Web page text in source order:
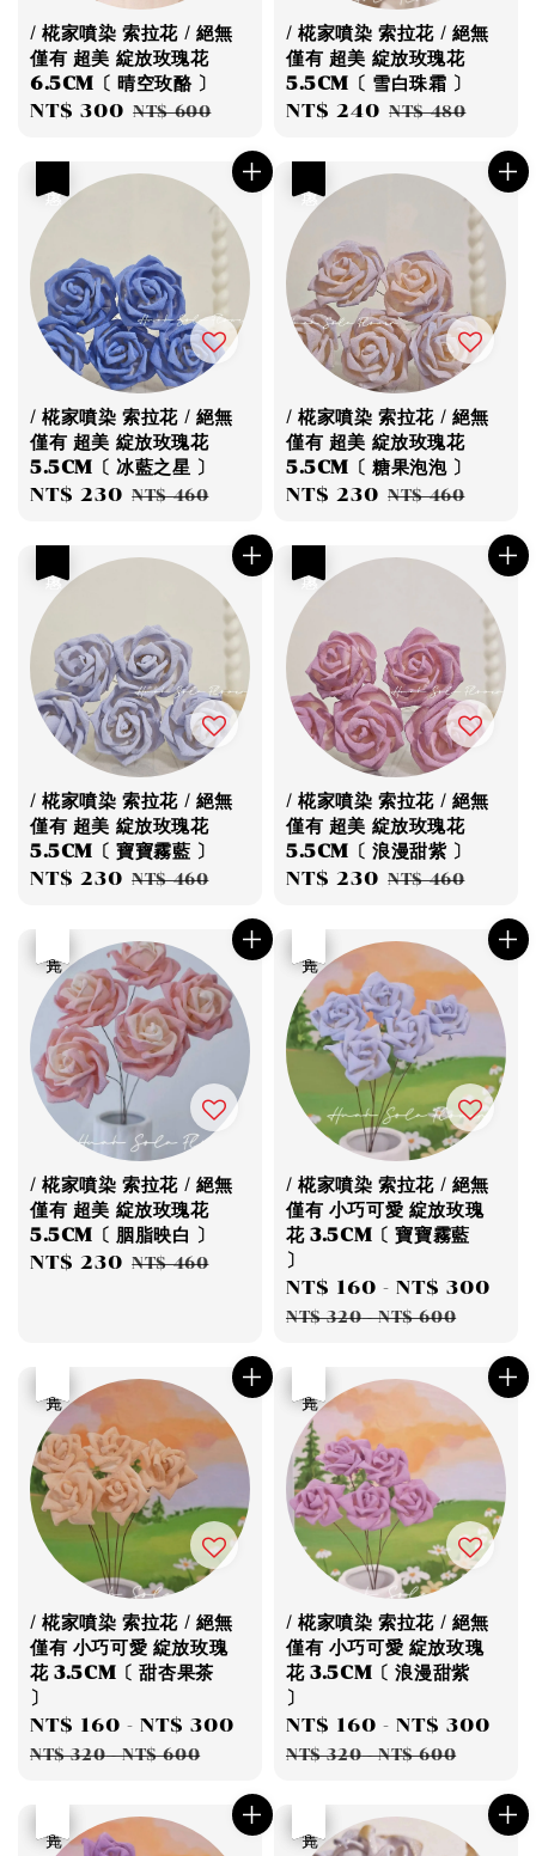
/ 椛家噴染 索拉花 / 絕無
僅有 超美 綻放玫瑰花
6.5CM〔 晴空玫酪 〕
Sale
NT$ 300 Regular
NT$ 600
/ 椛家噴染 索拉花 / 絕無
僅有 超美 綻放玫瑰花
5.5CM〔 雪白珠霜 〕
Sale
NT$ 240 Regular
NT$ 480
/ 椛家噴染 索拉花 / 絕無
僅有 超美 綻放玫瑰花
5.5CM〔 冰藍之星 〕
Sale
NT$ 230 Regular
NT$ 460
/ 椛家噴染 索拉花 / 絕無
僅有 超美 綻放玫瑰花
5.5CM〔 糖果泡泡 〕
Sale
NT$ 230 Regular
NT$ 460
/ 椛家噴染 索拉花 / 絕無
僅有 超美 綻放玫瑰花
5.5CM〔 寶寶霧藍 〕
Sale
NT$ 230 Regular
NT$ 460
/ 椛家噴染 索拉花 / 絕無
僅有 超美 綻放玫瑰花
5.5CM〔 浪漫甜紫 〕
Sale
NT$ 230 Regular
NT$ 460
/ 椛家噴染 索拉花 / 絕無
僅有 超美 綻放玫瑰花
5.5CM〔 胭脂映白 〕
Sale
NT$ 230 Regular
NT$ 460
/ 椛家噴染 索拉花 / 絕無
僅有 小巧可愛 綻放玫瑰
花 3.5CM〔 寶寶霧藍
〕
Sale
price
NT$ 160 -NT$ 300
NT$ 320-NT$ 600
/ 椛家噴染 索拉花 / 絕無
僅有 小巧可愛 綻放玫瑰
花 3.5CM〔 甜杏果茶
〕
Sale
price
NT$ 160 -NT$ 300
Regular
price
NT$ 320-NT$ 600
/ 椛家噴染 索拉花 / 絕無
僅有 小巧可愛 綻放玫瑰
花 3.5CM〔 浪漫甜紫
〕
Sale
price
NT$ 160 -NT$ 300
NT$ 320-NT$ 600